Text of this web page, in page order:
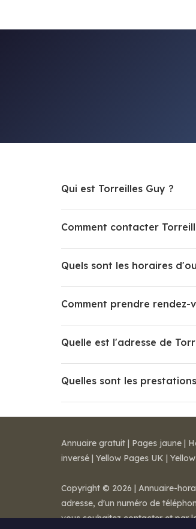
Qui est Torreilles Guy ?
Comment contacter
Quels sont les horaires
Comment prendre rendez-
Quelle est l'adresse de
Quelles sont les
Annuaire gratuit | Pages jaune |
inversé | Yellow Pages UK |
Copyright © 2026 | Annuaire-
adresse, d'un numéro de
vous souhaitez contacter et par